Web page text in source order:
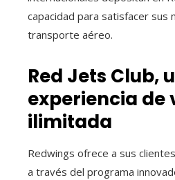
capacidad para satisfacer sus
transporte aéreo.
Red Jets Club,
experiencia de
ilimitada
Redwings ofrece a sus
a través del programa